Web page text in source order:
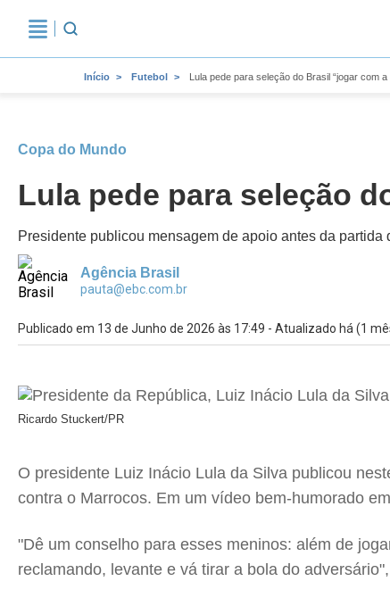
Início Futebol Lula pede para seleção do Brasil “jogar com
Copa do Mundo
Lula pede para seleção
Presidente publicou mensagem de apoio antes da partida
Agência Brasil
pauta@ebc.com.br
Publicado em 13 de Junho de 2026 às 17:49 - Atualizado há (1
Ricardo Stuckert/PR
O presidente Luiz Inácio Lula da Silva publicou
contra o Marrocos. Em um vídeo bem-humorado
"Dê um conselho para esses meninos: além de
reclamando, levante e vá tirar a bola do